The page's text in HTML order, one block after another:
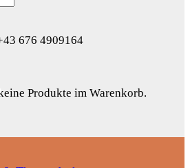
676 4909164
Produkte im Warenkorb.